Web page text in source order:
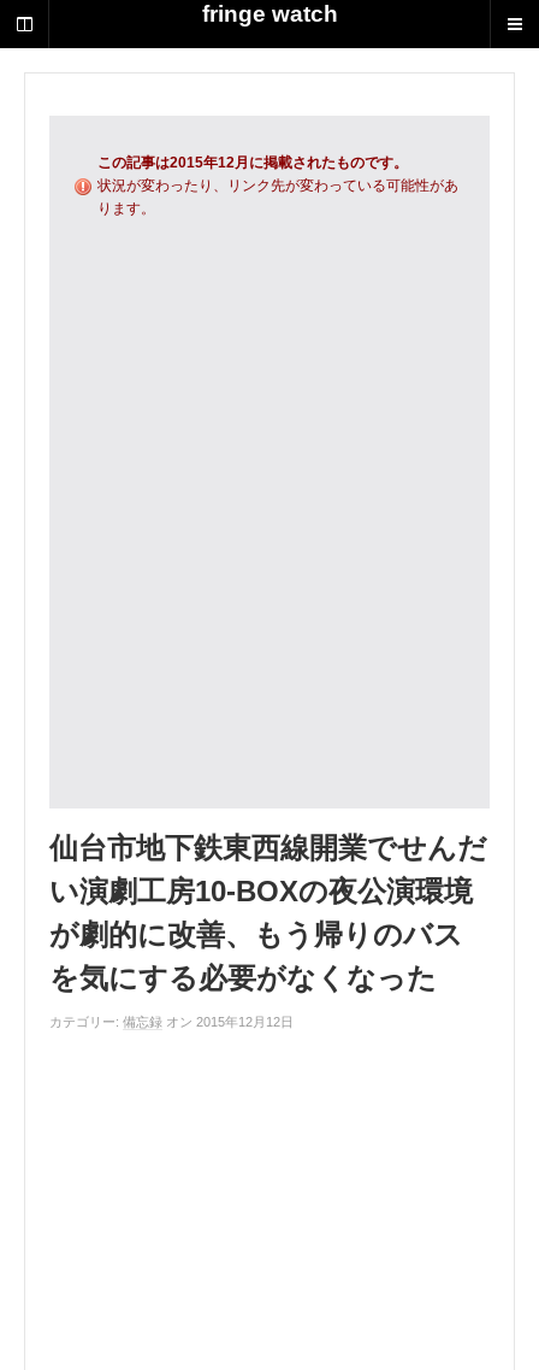
fringe watch
荻
野
この記事は2015年12月に掲載されたものです。
状況が変わったり、リンク先が変わっている可能性があ
ります。
仙台市地下鉄東西線開業でせんだ
い演劇工房10-BOXの夜公演環境
が劇的に改善、もう帰りのバス
を気にする必要がなくなった
カテゴリー: 備忘録 オン 2015年12月12日